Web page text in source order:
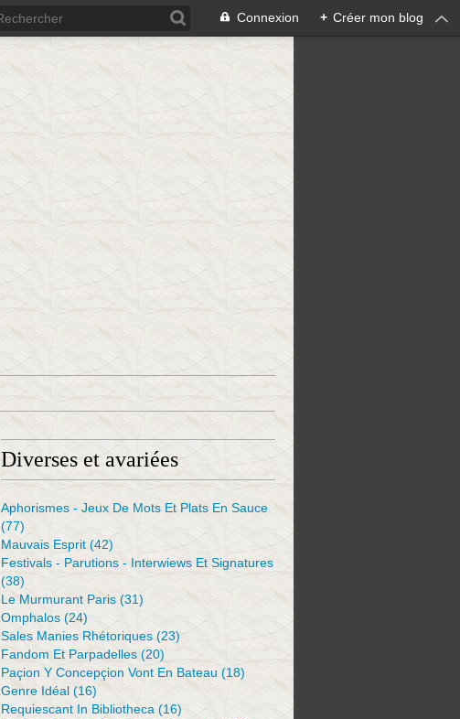
Connexion + Créer mon blog
Diverses et avariées
Aphorismes - Jeux De Mots Et Plats En Sauce
(77)
Mauvais Esprit (42)
Festivals - Parutions - Interwiews Et Signatures
(38)
Le Murmurant Paris (31)
Omphalos (24)
Sales Manies Rhétoriques (23)
Fandom Et Parpadelles (20)
Paçion Y Concepçion Vont En Bateau (18)
Genre Idéal (16)
Requiescant In Bibliotheca (16)